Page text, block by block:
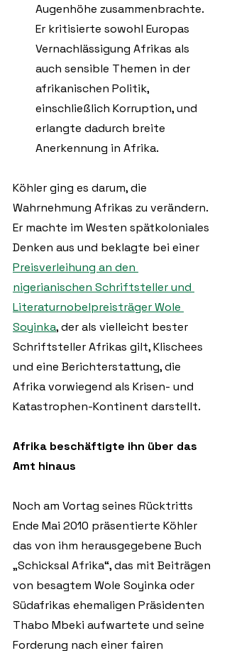
Augenhöhe zusammenbrachte.
Er kritisierte sowohl Europas
Vernachlässigung Afrikas als
auch sensible Themen in der
afrikanischen Politik,
einschließlich Korruption, und
erlangte dadurch breite
Anerkennung in Afrika.
Köhler ging es darum, die
Wahrnehmung Afrikas zu verändern.
Er machte im Westen spätkoloniales
Denken aus und beklagte bei einer
Preisverleihung an den
nigerianischen Schriftsteller und
Literaturnobelpreisträger Wole
Soyinka, der als vielleicht bester
Schriftsteller Afrikas gilt, Klischees
und eine Berichterstattung, die
Afrika vorwiegend als Krisen- und
Katastrophen-Kontinent darstellt.
Afrika beschäftigte ihn über das
Amt hinaus
Noch am Vortag seines Rücktritts
Ende Mai 2010 präsentierte Köhler
das von ihm herausgegebene Buch
„Schicksal Afrika“, das mit Beiträgen
von besagtem Wole Soyinka oder
Südafrikas ehemaligen Präsidenten
Thabo Mbeki aufwartete und seine
Forderung nach einer fairen